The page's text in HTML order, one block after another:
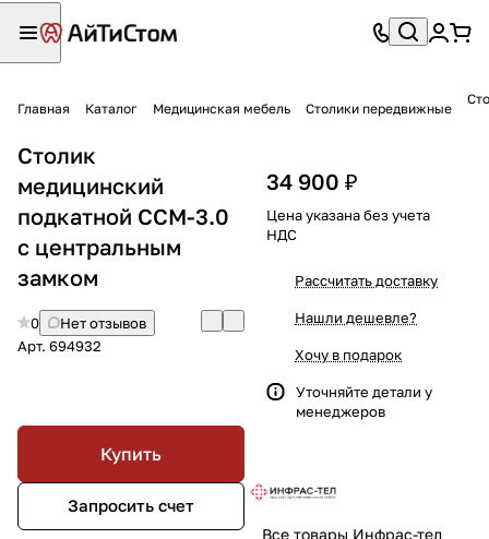
Главная Каталог Медицинская мебель Столики передвижные
Столик
медицинский
подкатной ССМ-3.0
с центральным
замком
0
Нет отзывов
Арт. 694932
Купить
Запросить счет
34 900 ₽
Цена указана без учета
НДС
Рассчитать доставку
Нашли дешевле?
Хочу в подарок
Уточняйте детали у
менеджеров
Все товары Инфрас-тел